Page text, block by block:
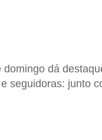
domingo dá
seguidoras: junto